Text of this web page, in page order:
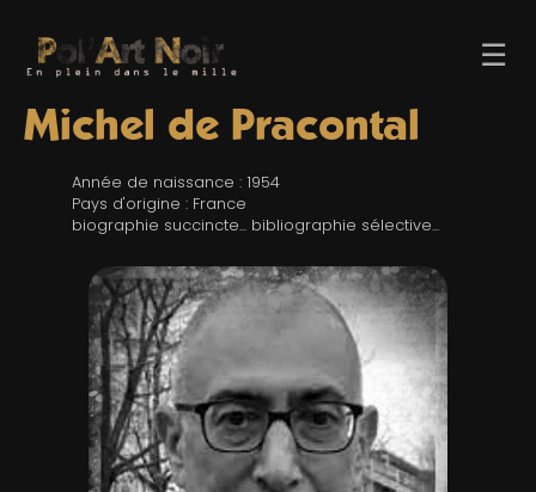
☰
TROMBINO
RECHERCHE
LIENS & FESTIVALS
Michel de Pracontal
Année de naissance : 1954
Pays d'origine : France
biographie succincte... bibliographie sélective...